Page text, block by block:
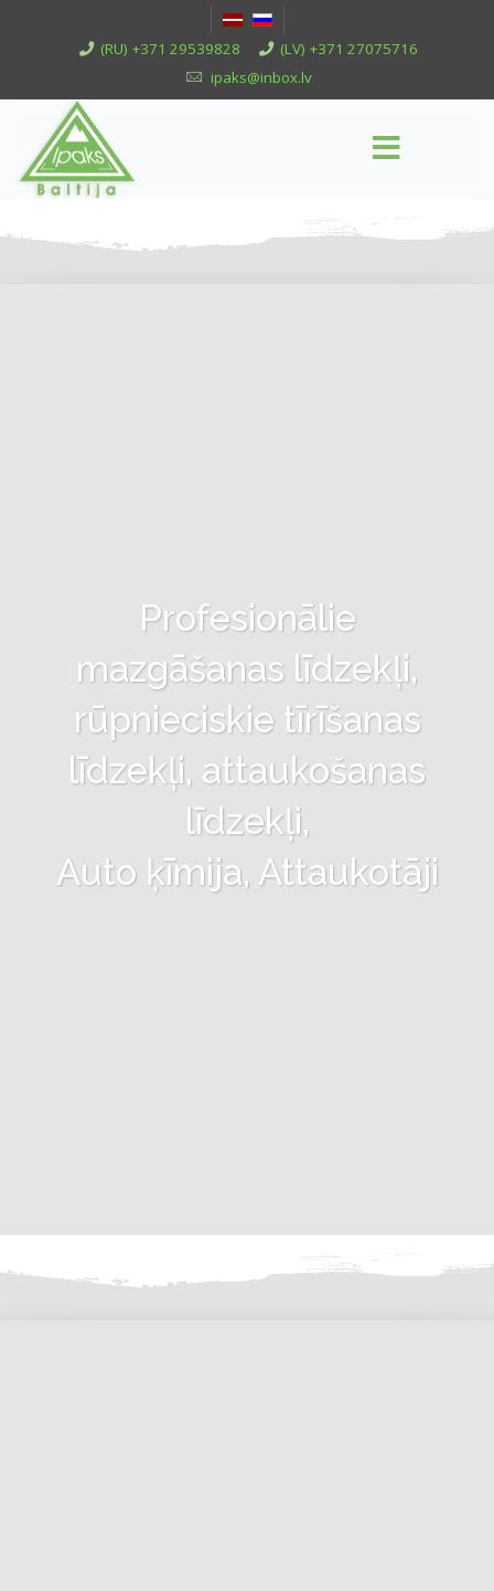
(RU) +371 29539828
(LV) +371 27075716
ipaks@inbox.lv
Profesionālie
mazgāšanas līdzekļi,
rūpnieciskie tīrīšanas
līdzekļi, attaukošanas
līdzekļi,
Auto ķīmija, Attaukotāji